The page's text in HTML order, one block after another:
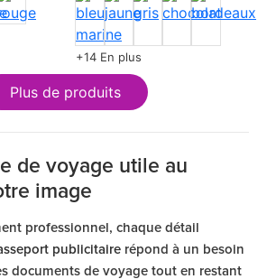
+14 En plus
Plus de produits
de voyage utile au
image
professionnel, chaque détail
publicitaire répond à un besoin
documents de voyage tout en restant